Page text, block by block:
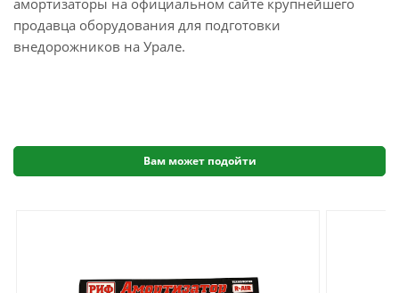
амортизаторы на официальном сайте крупнейшего
продавца оборудования для подготовки
внедорожников на Урале.
Вам может подойти